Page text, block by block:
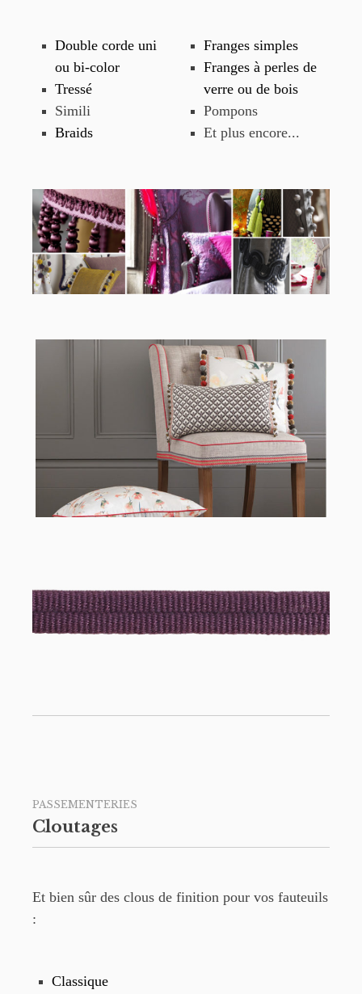
Double corde uni
ou bi-color
Tressé
Simili
Braids
Franges simples
Franges à perles de
verre ou de bois
Pompons
Et plus encore...
PASSEMENTERIES
Cloutages
Et bien sûr des clous de finition pour vos fauteuils
:
Classique